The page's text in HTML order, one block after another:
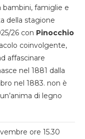
bambini, famiglie e
della stagione
26 con Pinocchio
coinvolgente,
affascinare
nel 1881 dalla
nel 1883. non è
di legno
ore 15.30